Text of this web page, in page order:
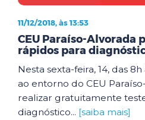
11/12/2018, às 13:53
CEU Paraíso-Alvorada
rápidos para
Nesta sexta-feira, 14, das
ao entorno do CEU
realizar gratuitamente
diagnóstico... [saiba mais]